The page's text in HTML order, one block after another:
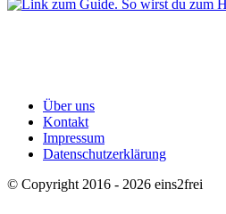
Über uns
Kontakt
Impressum
Datenschutzerklärung
© Copyright 2016 - 2026 eins2frei